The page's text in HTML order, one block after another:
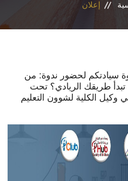
تواصل معنا
إعلان
سيادتكم لحضور ندوة: من
طريقك الريادي؟ تحت
وكيل الكلية لشوون التعليم